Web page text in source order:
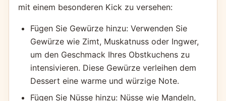
mit einem besonderen Kick zu versehen:
Fügen Sie Gewürze hinzu: Verwenden Sie
Gewürze wie Zimt, Muskatnuss oder Ingwer,
um den Geschmack Ihres Obstkuchens zu
intensivieren. Diese Gewürze verleihen dem
Dessert eine warme und würzige Note.
Fügen Sie Nüsse hinzu: Nüsse wie Mandeln,